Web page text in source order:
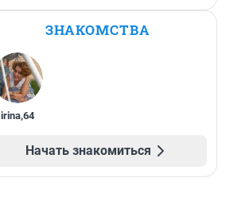
ЗНАКОМСТВА
irina,64
Начать знакомиться